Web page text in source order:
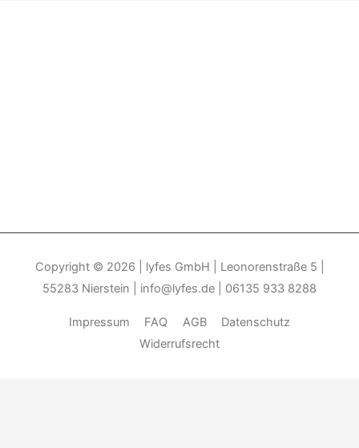
Copyright © 2026
| lyfes GmbH | Leonorenstraße 5 |
55283 Nierstein | info@lyfes.de | 06135 933 8288
Impressum FAQ AGB
Datenschutz
Widerrufsrecht